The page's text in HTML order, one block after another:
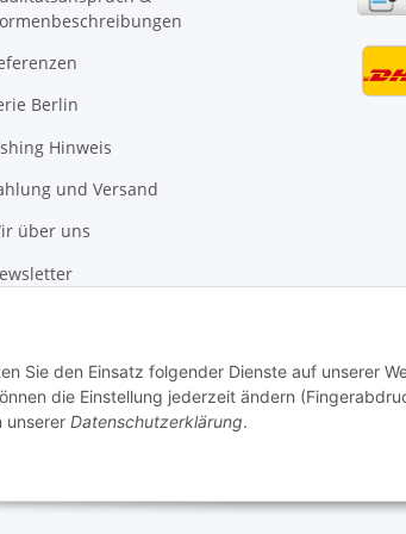
Berlin
Hinweis
und Versand
über uns
Sie den Einsatz folgender Dienste auf unserer
die Einstellung jederzeit ändern
unserer Datenschutzerklärung.